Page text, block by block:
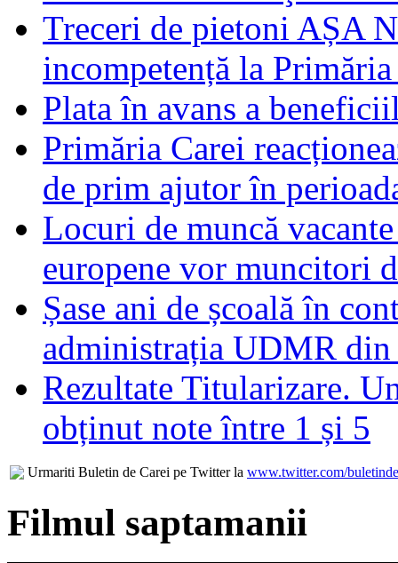
Treceri de pietoni AȘA
incompetență la
Plata în avans a
Primăria Carei
de prim ajutor în
Locuri de muncă
europene vor muncitori
Șase ani de școală în
administrația UDMR din
Rezultate Titularizare.
obținut note între 1 și 5
Urmariti Buletin de Carei pe Twitter la www.twitter.com/
Filmul saptamanii